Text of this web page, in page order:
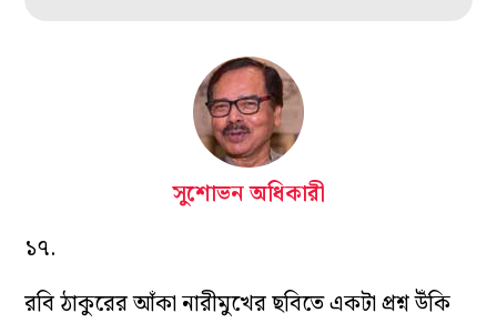
সুশোভন অধিকারী
১৭.
রবি ঠাকুরের আঁকা নারীমুখের ছবিতে একটা প্রশ্ন উঁকি